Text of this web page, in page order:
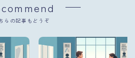
らの記事もどうぞ